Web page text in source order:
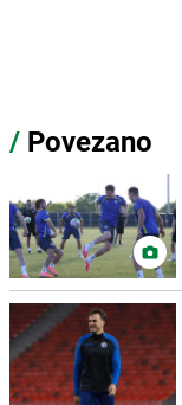
/ Povezano